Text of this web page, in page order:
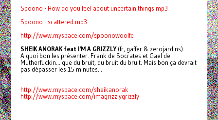
Spoono - How do you feel about uncertain things.mp3
Spoono - scattered.mp3
http://www.myspace.com/spoonowoolfe
SHEIK ANORAK feat I'M A GRIZZLY(fr, gaffer & zerojardins)
A quoi bon les présenter. Frank de Socrates et Gael de
Mutherfuckin... que du bruit, du bruit du bruit. Mais bon ça devrait
pas dépasser les 15 minutes...
http://www.myspace.com/sheikanorak
http://www.myspace.com/imagrizzlygrizzly